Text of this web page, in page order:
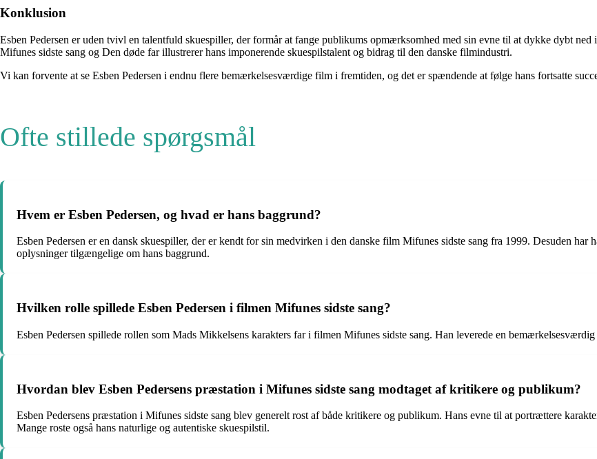
Konklusion
Esben Pedersen er uden tvivl en talentfuld skuespiller, der formår at fange publikums opmærksomhed med sin evne til at dykke dybt
Mifunes sidste sang og Den døde far illustrerer hans imponerende skuespilstalent og bidrag til den danske filmindustri.
Vi kan forvente at se Esben Pedersen i endnu flere bemærkelsesværdige film i fremtiden, og det er spændende at følge hans fortsatte
Ofte stillede spørgsmål
Hvem er Esben Pedersen, og hvad er hans baggrund?
Esben Pedersen er en dansk skuespiller, der er kendt for sin medvirken i den danske film Mifunes sidste sang fra 1999. Desuden
oplysninger tilgængelige om hans baggrund.
Hvilken rolle spillede Esben Pedersen i filmen Mifunes sidste sang?
Esben Pedersen spillede rollen som Mads Mikkelsens karakters far i filmen Mifunes sidste sang. Han leverede en
Hvordan blev Esben Pedersens præstation i Mifunes sidste sang modtaget af kritikere og publikum?
Esben Pedersens præstation i Mifunes sidste sang blev generelt rost af både kritikere og publikum. Hans evne til at portrættere
Mange roste også hans naturlige og autentiske skuespilstil.